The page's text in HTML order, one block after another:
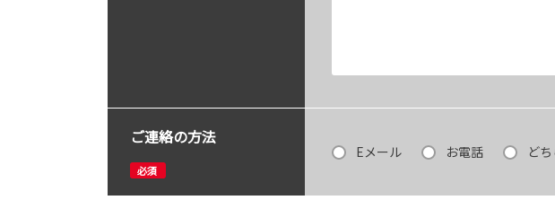
ご連絡の方法
必須
Eメール お電話 ど